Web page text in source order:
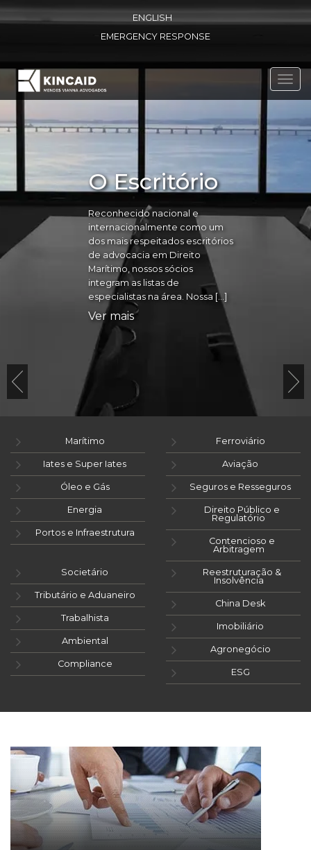
ENGLISH
EMERGENCY RESPONSE
O Escritório
Reconhecido nacional e
internacionalmente como um
dos mais respeitados escritórios
de advocacia em Direito
Marítimo, nossos sócios
integram as listas de
especialistas na área. Nossa […]
Ver mais
Marítimo
Iates e Super Iates
Óleo e Gás
Energia
Portos e Infraestrutura
Ferroviário
Aviação
Seguros e Resseguros
Direito Público e
Regulatório
Contencioso e
Arbitragem
Societário
Tributário e Aduaneiro
Trabalhista
Ambiental
Compliance
Reestruturação &
Insolvência
China Desk
Imobiliário
Agronegócio
ESG